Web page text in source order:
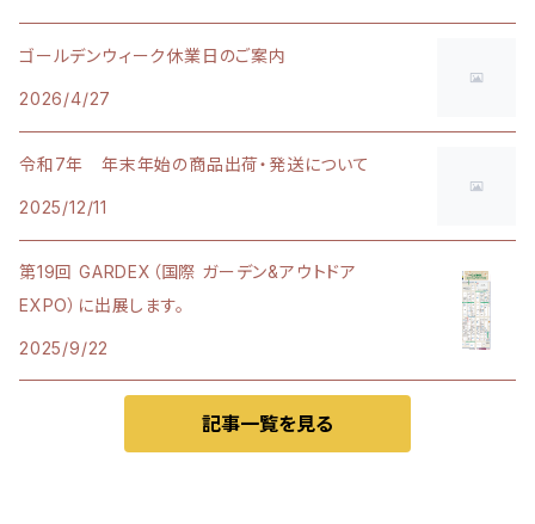
ゴールデンウィーク休業日のご案内
2026/4/27
令和7年 年末年始の商品出荷・発送について
2025/12/11
第19回 GARDEX（国際 ガーデン&アウトドア
EXPO）に出展します。
2025/9/22
記事一覧を見る